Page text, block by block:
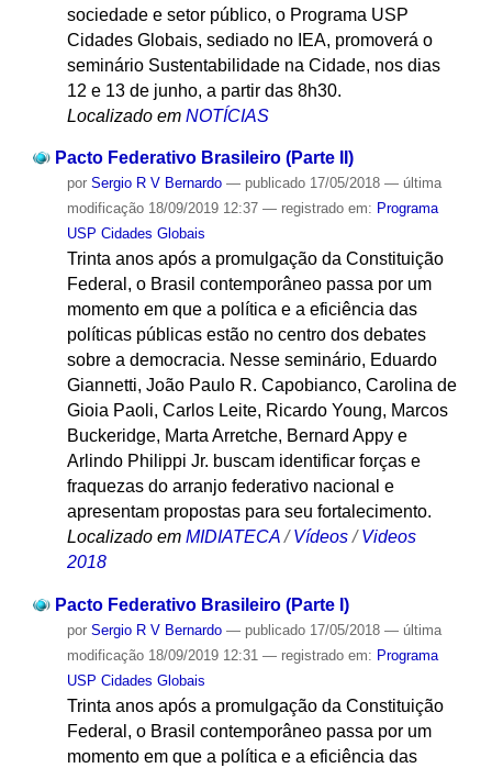
sociedade e setor público, o Programa USP
Cidades Globais, sediado no IEA, promoverá o
seminário Sustentabilidade na Cidade, nos dias
12 e 13 de junho, a partir das 8h30.
Localizado em NOTÍCIAS
Pacto Federativo Brasileiro (Parte II)
por Sergio R V Bernardo — publicado17/05/2018 — última
modificação18/09/2019 12:37 — registrado em: Programa
USP Cidades Globais
Trinta anos após a promulgação da Constituição
Federal, o Brasil contemporâneo passa por um
momento em que a política e a eficiência das
políticas públicas estão no centro dos debates
sobre a democracia. Nesse seminário, Eduardo
Giannetti, João Paulo R. Capobianco, Carolina de
Gioia Paoli, Carlos Leite, Ricardo Young, Marcos
Buckeridge, Marta Arretche, Bernard Appy e
Arlindo Philippi Jr. buscam identificar forças e
fraquezas do arranjo federativo nacional e
apresentam propostas para seu fortalecimento.
Localizado em MIDIATECA /Vídeos /Videos
2018
Pacto Federativo Brasileiro (Parte I)
por Sergio R V Bernardo — publicado17/05/2018 — última
modificação18/09/2019 12:31 — registrado em: Programa
USP Cidades Globais
Trinta anos após a promulgação da Constituição
Federal, o Brasil contemporâneo passa por um
momento em que a política e a eficiência das